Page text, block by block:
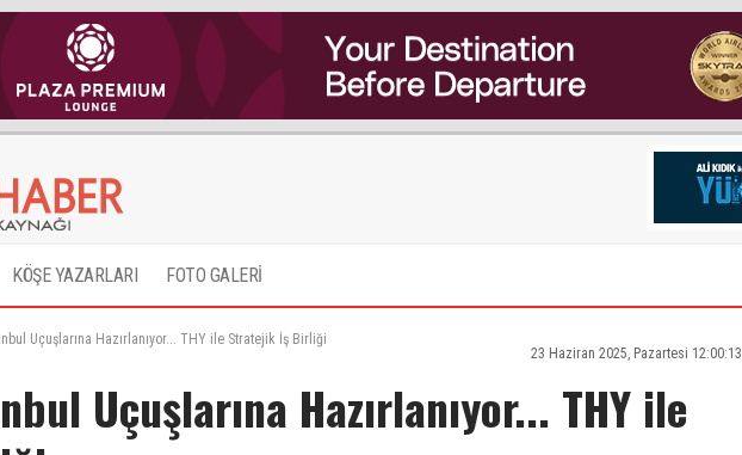
KÖŞE YAZARLARI FOTO GALERİ
Uçuşlarına Hazırlanıyor... THY ile Stratejik İş Birliği
23 Haziran 2025, Pazartesi 12:00:13
Uçuşlarına Hazırlanıyor... THY ile